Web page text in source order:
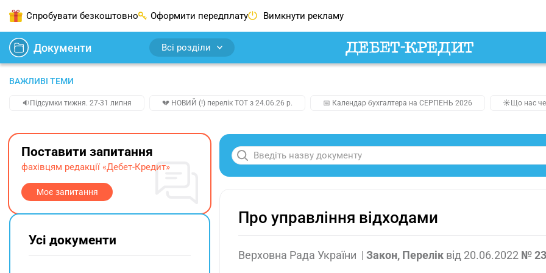
Спробувати безкоштовно Оформити передплату Вимкнути рекламу
Документи Всі розділи
ВАЖЛИВІ ТЕМИ
🔉Підсумки тижня. 27-31 липня 💔 НОВИЙ (!) перелік ТОТ з 24.06.26 р. 📅 Календар бухгалтера на СЕРПЕНЬ 2026 ☀️Що нас
Про управління відходами
Верховна Рада України | Закон, Перелік від 20.06.2022 №
Поставити запитання
фахівцям редакції «Дебет-Кредит»
Моє запитання
Усі документи